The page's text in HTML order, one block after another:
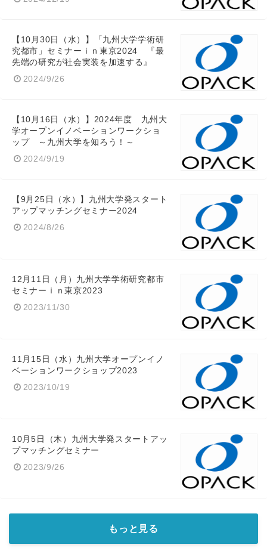
【10月30日（水）】「九州大学学術研
究都市」セミナーｉｎ東京2024 『最
先端の研究が社会実装を加速する』
2024/9/26
【10月16日（水）】2024年度 九州大
学オープンイノベーションワークショ
ップ ～九州大学を知ろう！～
2024/9/19
【9月25日（水）】九州大学発スタート
アップマッチングセミナー2024
2024/8/26
12月11日（月）九州大学学術研究都市
セミナーｉｎ東京2023
2023/11/30
11月15日（水）九州大学オープンイノ
ベーションワークショップ2023
2023/10/19
10月5日（木）九州大学発スタートアッ
プマッチングセミナー
2023/9/26
もっと見る
Japanese
English